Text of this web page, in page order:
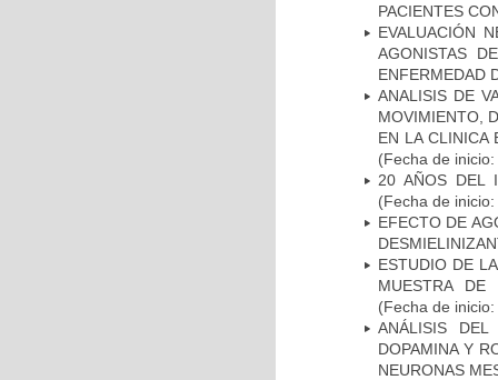
PACIENTES
EVALUACIÓN
AGONISTAS
ENFERMEDAD
ANALISIS DE
MOVIMIENTO,
EN LA CLINICA
(Fecha de
20 AÑOS DEL
(Fecha de
EFECTO DE
ESTUDIO DE
MUESTRA DE
(Fecha de
ANÁLISIS
DOPAMINA Y
NEURONAS